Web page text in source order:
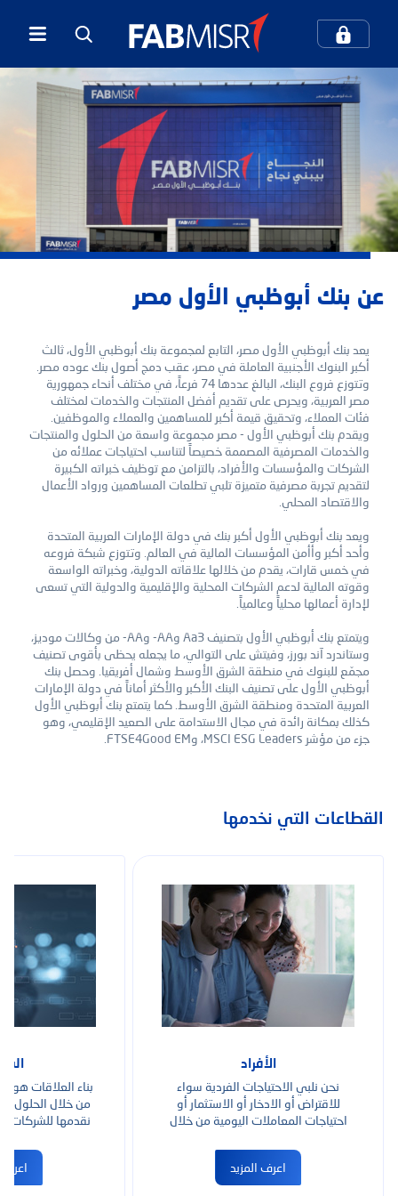
كيف يمكننا مساعدتك؟
بحث شائع
المعاملات المصرفية عبر الهاتف المحمول
مركز الاتصال والدعم بطاقات الائتمان
عن بنك أبوظبي الأول مصر
يعد بنك أبوظبي الأول مصر، التابع لمجموعة بنك أبوظبي الأول، ثالث
أكبر البنوك الأجنبية العاملة في مصر، عقب دمج أصول بنك عوده مصر.
وتتوزع فروع البنك، البالغ عددها 74 فرعاً، في مختلف أنحاء جمهورية
مصر العربية، ويحرص على تقديم أفضل المنتجات والخدمات لمختلف
فئات العملاء، وتحقيق قيمة أكبر للمساهمين والعملاء والموظفين.
ويقدم بنك أبوظبي الأول - مصر مجموعة واسعة من الحلول والمنتجات
والخدمات المصرفية المصممة خصيصاً لتناسب احتياجات عملائه من
الشركات والمؤسسات والأفراد، بالتزامن مع توظيف خبراته الكبيرة
لتقديم تجربة مصرفية متميزة تلبي تطلعات المساهمين ورواد الأعمال
والاقتصاد المحلي.
ويعد بنك أبوظبي الأول أكبر بنك في دولة الإمارات العربية المتحدة
وأحد أكبر وأأمن المؤسسات المالية في العالم. وتتوزع شبكة فروعه
في خمس قارات، يقدم من خلالها علاقاته الدولية، وخبراته الواسعة
وقوته المالية لدعم الشركات المحلية والإقليمية والدولية التي تسعى
لإدارة أعمالها محلياً وعالمياً.
ويتمتع بنك أبوظبي الأول بتصنيف Aa3 وAA- وAA- من وكالات موديز،
وستاندرد آند بورز، وفيتش على التوالي، ما يجعله يحظى بأقوى تصنيف
مجمّع للبنوك في منطقة الشرق الأوسط وشمال أفريقيا. وحصل بنك
أبوظبي الأول على تصنيف البنك الأكبر والأكثر أماناً في دولة الإمارات
العربية المتحدة ومنطقة الشرق الأوسط. كما يتمتع بنك أبوظبي الأول
كذلك بمكانة رائدة في مجال الاستدامة على الصعيد الإقليمي، وهو
جزء من مؤشر MSCI ESG Leaders، وFTSE4Good EM.
القطاعات التي نخدمها
الأفراد
نحن نلبي الاحتياجات الفردية سواء
للاقتراض أو الادخار أو الاستثمار أو
احتياجات المعاملات اليومية من خلال
اعرف المزيد
بناء العلاقات
من خلال الحلول
نقدمها للشركات
اعرف